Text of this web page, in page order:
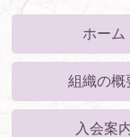
ホーム
組織の概
入会案